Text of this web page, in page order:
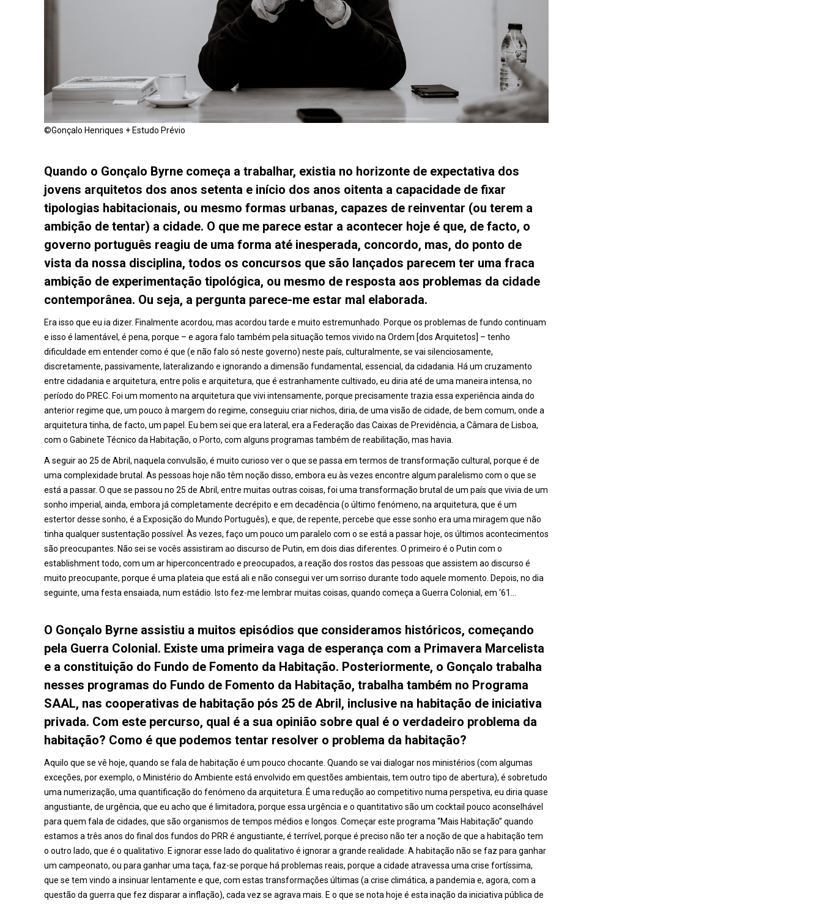
©Gonçalo Henriques + Estudo Prévio
Quando o Gonçalo Byrne começa a trabalhar, existia no horizonte de expectativa dos
jovens arquitetos dos anos setenta e início dos anos oitenta a capacidade de fixar
tipologias habitacionais, ou mesmo formas urbanas, capazes de reinventar (ou terem a
ambição de tentar) a cidade. O que me parece estar a acontecer hoje é que, de facto, o
governo português reagiu de uma forma até inesperada, concordo, mas, do ponto de
vista da nossa disciplina, todos os concursos que são lançados parecem ter uma fraca
ambição de experimentação tipológica, ou mesmo de resposta aos problemas da cidade
contemporânea. Ou seja, a pergunta parece-me estar mal elaborada.
Era isso que eu ia dizer. Finalmente acordou, mas acordou tarde e muito estremunhado. Porque os problemas de fundo continuam
e isso é lamentável, é pena, porque – e agora falo também pela situação temos vivido na Ordem [dos Arquitetos] – tenho
dificuldade em entender como é que (e não falo só neste governo) neste país, culturalmente, se vai silenciosamente,
discretamente, passivamente, lateralizando e ignorando a dimensão fundamental, essencial, da cidadania. Há um cruzamento
entre cidadania e arquitetura, entre polis e arquitetura, que é estranhamente cultivado, eu diria até de uma maneira intensa, no
período do PREC. Foi um momento na arquitetura que vivi intensamente, porque precisamente trazia essa experiência ainda do
anterior regime que, um pouco à margem do regime, conseguiu criar nichos, diria, de uma visão de cidade, de bem comum, onde a
arquitetura tinha, de facto, um papel. Eu bem sei que era lateral, era a Federação das Caixas de Previdência, a Câmara de Lisboa,
com o Gabinete Técnico da Habitação, o Porto, com alguns programas também de reabilitação, mas havia.
A seguir ao 25 de Abril, naquela convulsão, é muito curioso ver o que se passa em termos de transformação cultural, porque é de
uma complexidade brutal. As pessoas hoje não têm noção disso, embora eu às vezes encontre algum paralelismo com o que se
está a passar. O que se passou no 25 de Abril, entre muitas outras coisas, foi uma transformação brutal de um país que vivia de um
sonho imperial, ainda, embora já completamente decrépito e em decadência (o último fenómeno, na arquitetura, que é um
estertor desse sonho, é a Exposição do Mundo Português), e que, de repente, percebe que esse sonho era uma miragem que não
tinha qualquer sustentação possível. Às vezes, faço um pouco um paralelo com o se está a passar hoje, os últimos acontecimentos
são preocupantes. Não sei se vocês assistiram ao discurso de Putin, em dois dias diferentes. O primeiro é o Putin com o
establishment todo, com um ar hiperconcentrado e preocupados, a reação dos rostos das pessoas que assistem ao discurso é
muito preocupante, porque é uma plateia que está ali e não consegui ver um sorriso durante todo aquele momento. Depois, no dia
seguinte, uma festa ensaiada, num estádio. Isto fez-me lembrar muitas coisas, quando começa a Guerra Colonial, em ‘61…
O Gonçalo Byrne assistiu a muitos episódios que consideramos históricos, começando
pela Guerra Colonial. Existe uma primeira vaga de esperança com a Primavera Marcelista
e a constituição do Fundo de Fomento da Habitação. Posteriormente, o Gonçalo trabalha
nesses programas do Fundo de Fomento da Habitação, trabalha também no Programa
SAAL, nas cooperativas de habitação pós 25 de Abril, inclusive na habitação de iniciativa
privada. Com este percurso, qual é a sua opinião sobre qual é o verdadeiro problema da
habitação? Como é que podemos tentar resolver o problema da habitação?
Aquilo que se vê hoje, quando se fala de habitação é um pouco chocante. Quando se vai dialogar nos ministérios (com algumas
exceções, por exemplo, o Ministério do Ambiente está envolvido em questões ambientais, tem outro tipo de abertura), é sobretudo
uma numerização, uma quantificação do fenómeno da arquitetura. É uma redução ao competitivo numa perspetiva, eu diria quase
angustiante, de urgência, que eu acho que é limitadora, porque essa urgência e o quantitativo são um cocktail pouco aconselhável
para quem fala de cidades, que são organismos de tempos médios e longos. Começar este programa “Mais Habitação” quando
estamos a três anos do final dos fundos do PRR é angustiante, é terrível, porque é preciso não ter a noção de que a habitação tem
o outro lado, que é o qualitativo. E ignorar esse lado do qualitativo é ignorar a grande realidade. A habitação não se faz para ganhar
um campeonato, ou para ganhar uma taça, faz-se porque há problemas reais, porque a cidade atravessa uma crise fortíssima,
que se tem vindo a insinuar lentamente e que, com estas transformações últimas (a crise climática, a pandemia e, agora, com a
questão da guerra que fez disparar a inflação), cada vez se agrava mais. E o que se nota hoje é esta inação da iniciativa pública de